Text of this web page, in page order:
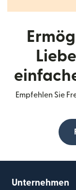
Empfehlen Sie
Unternehmen